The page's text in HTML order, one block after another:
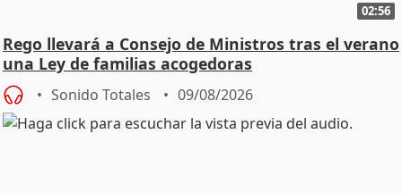
02:56
Rego llevará a Consejo de Ministros tras el verano
una Ley de familias acogedoras
Sonido Totales 09/08/2026